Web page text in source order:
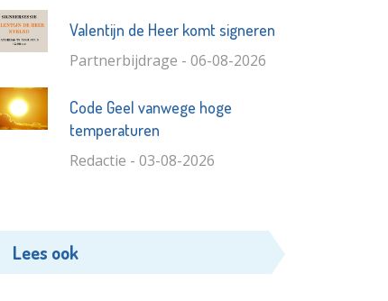
Valentijn de Heer komt signeren
Partnerbijdrage - 06-08-2026
Code Geel vanwege hoge
temperaturen
Redactie - 03-08-2026
Lees ook